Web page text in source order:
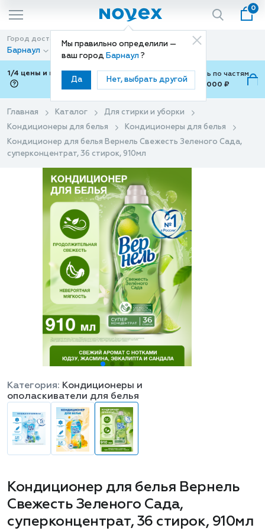
Мы правильно определили —
ваш город Барнаул ?
Да Нет, выбрать другой
0
Город доставки
Барнаул
Способ доставки
Доставка
1/4 цены и покупки ваши с Подели
Можно оплатить по частям
от 700 ₽ до 15,000 ₽
Главная Каталог
Для стирки и уборки
Кондиционеры для белья
Кондиционеры для белья
Кондиционер для белья Вернель Свежесть Зеленого Сада,
суперконцентрат, 36 стирок, 910мл
Кондиционер для белья Вернель
Свежесть Зеленого Сада,
суперконцентрат, 36 стирок, 910мл
Категория: Кондиционеры и
ополаскиватели для белья